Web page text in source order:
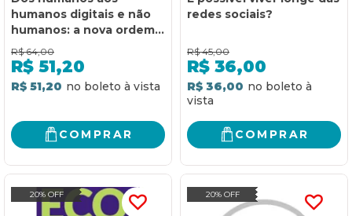
humanos digitais e não
humanos: a nova ordem
social da coexistência
R$ 64,00
R$ 51,20
R$ 51,20
COMPRAR
redes sociais?
R$ 45,00
R$ 36,00
R$ 36,00
COMPRAR
20% OFF 20% OFF